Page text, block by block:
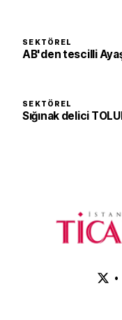
SEKTÖREL
AB'den tescilli
SEKTÖREL
Sığınak delici
•